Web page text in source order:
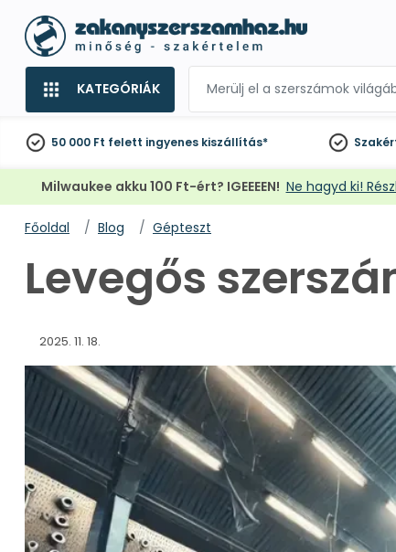
KATEGÓRIÁK
50 000 Ft felett ingyenes kiszállítás*
Milwaukee akku 100 Ft-ért? IGEEEEN! Ne hagyd ki!
Főoldal Blog Gépteszt
Levegős
2025. 11. 18.